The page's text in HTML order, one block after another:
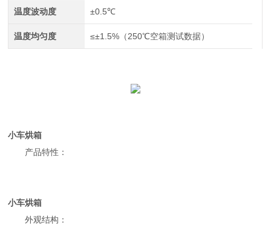
温度波动度 ±0.5℃
温度均匀度 ≤±1.5%（250℃空箱测试数据）
小车烘箱
产品特性：
小车烘箱
外观结构：